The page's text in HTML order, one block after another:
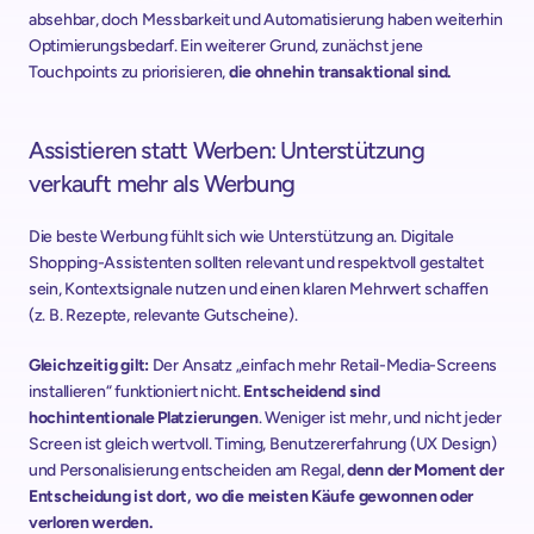
absehbar, doch Messbarkeit und Automatisierung haben weiterhin
Optimierungsbedarf. Ein weiterer Grund, zunächst jene
Touchpoints zu priorisieren, die ohnehin transaktional sind.
Assistieren statt Werben: Unterstützung
verkauft mehr als Werbung
Die beste Werbung fühlt sich wie Unterstützung an. Digitale
Shopping-Assistenten sollten relevant und respektvoll gestaltet
sein, Kontextsignale nutzen und einen klaren Mehrwert schaffen
(z. B. Rezepte, relevante Gutscheine).
Gleichzeitig gilt: Der Ansatz „einfach mehr Retail-Media-Screens
installieren“ funktioniert nicht. Entscheidend sind
hochintentionale Platzierungen. Weniger ist mehr, und nicht jeder
Screen ist gleich wertvoll. Timing, Benutzererfahrung (UX Design)
und Personalisierung entscheiden am Regal, denn der Moment der
Entscheidung ist dort, wo die meisten Käufe gewonnen oder
verloren werden.